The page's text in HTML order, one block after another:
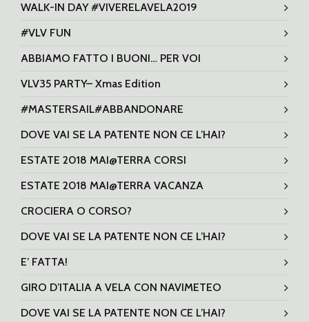
WALK-IN DAY #VIVERELAVELA2019
#VLV FUN
ABBIAMO FATTO I BUONI… PER VOI
VLV35 PARTY– Xmas Edition
#MASTERSAIL#ABBANDONARE
DOVE VAI SE LA PATENTE NON CE L’HAI?
ESTATE 2018 MAI@TERRA CORSI
ESTATE 2018 MAI@TERRA VACANZA
CROCIERA O CORSO?
DOVE VAI SE LA PATENTE NON CE L’HAI?
E’ FATTA!
GIRO D’ITALIA A VELA CON NAVIMETEO
DOVE VAI SE LA PATENTE NON CE L’HAI?